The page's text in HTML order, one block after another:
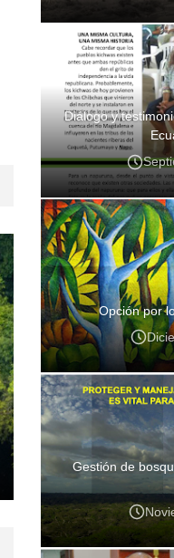
Diálogo y
Opción por
Gestión de